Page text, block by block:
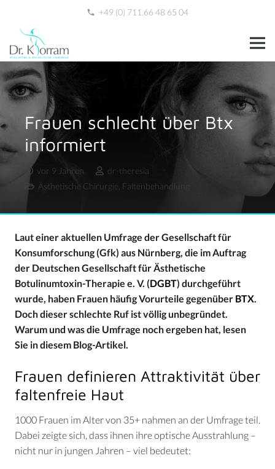
phone +49 (0) 711.66 48 65 04
Frauen schlecht über Btx
informiert
vor 9 Jahren
dr-theresia
Ästhetische Chirurgie, Faltenbehandlung
Laut einer aktuellen Umfrage der Gesellschaft für
Konsumforschung (Gfk) aus Nürnberg, die im Auftrag
der Deutschen Gesellschaft für Ästhetische
Botulinumtoxin-Therapie e. V. (DGBT) durchgeführt
wurde, haben Frauen häufig Vorurteile gegenüber BTX.
Doch dieser schlechte Ruf ist völlig unbegründet.
Warum und was die Umfrage noch ergeben hat, lesen
Sie in diesem Blog-Artikel.
Frauen definieren Attraktivität über
faltenfreie Haut
1000 Frauen im Alter von 35+ nahmen an der Umfrage teil.
Dabei zeigte sich, dass ihnen ihre optische Ausstrahlung –
nicht nur in jungen Jahren – viel bedeutet: